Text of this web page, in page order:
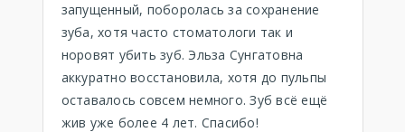
запущенный, поборолась за сохранение
зуба, хотя часто стоматологи так и
норовят убить зуб. Эльза Сунгатовна
аккуратно восстановила, хотя до пульпы
оставалось совсем немного. Зуб всё ещё
жив уже более 4 лет. Спасибо!